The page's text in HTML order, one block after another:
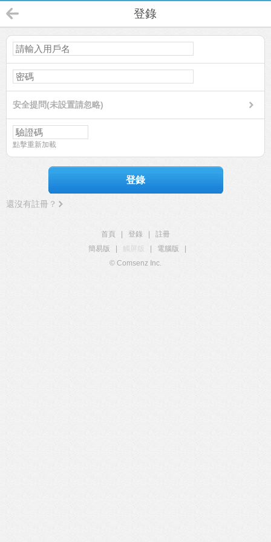
登錄
安全提問(未設置請忽略)
點擊重新加載
登錄
還沒有註冊？
首頁 登錄
註冊
簡易版
觸屏版 電腦版
© Comsenz Inc.